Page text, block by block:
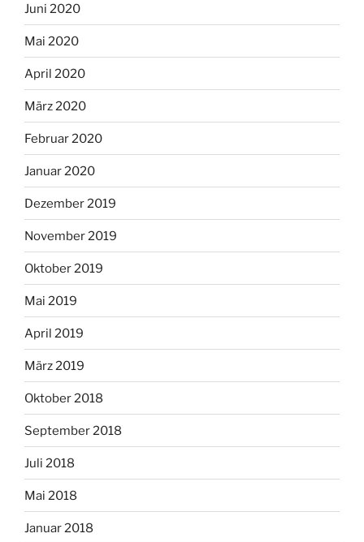
Juni 2020
Mai 2020
April 2020
März 2020
Februar 2020
Januar 2020
Dezember 2019
November 2019
Oktober 2019
Mai 2019
April 2019
März 2019
Oktober 2018
September 2018
Juli 2018
Mai 2018
Januar 2018